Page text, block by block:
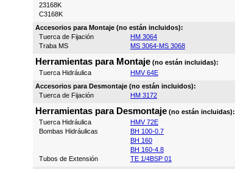
23168K
C3168K
Accesorios para Montaje (no están incluidos):
Tuerca de Fijación
HM 3064
Traba MS
MS 3064-MS 3068
Herramientas para Montaje (no están incluidas):
Tuerca Hidráulica
HMV 64E
Accesorios para Desmontaje (no están incluidos):
Tuerca de Fijación
HM 3172
Herramientas para Desmontaje (no están incluidas):
Tuerca Hidráulica
HMV 72E
Bombas Hidráulicas
BH 100-0.7
BH 160
BH 160-4.8
Tubos de Extensión
TE 1/4BSP 01